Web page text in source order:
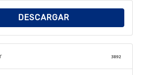
DESCARGAR
3892